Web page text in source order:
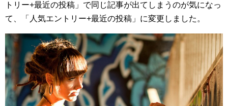
トリー+最近の投稿」で同じ記事が出てしまうのが気になっ
て、「人気エントリー+最近の投稿」に変更しました。